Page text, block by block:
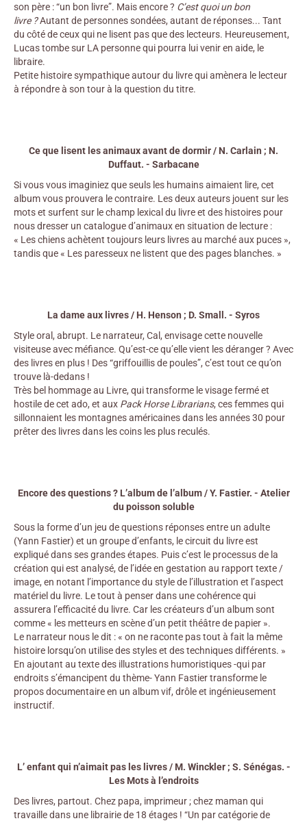
son père : “un bon livre”. Mais encore ? C’est quoi un bon
livre ?Autant de personnes sondées, autant de réponses... Tant
du côté de ceux qui ne lisent pas que des lecteurs. Heureusement,
Lucas tombe sur LA personne qui pourra lui venir en aide, le
libraire.
Petite histoire sympathique autour du livre qui amènera le lecteur
à répondre à son tour à la question du titre.
Ce que lisent les animaux avant de dormir / N. Carlain ; N.
Duffaut. - Sarbacane
Si vous vous imaginiez que seuls les humains aimaient lire, cet
album vous prouvera le contraire. Les deux auteurs jouent sur les
mots et surfent sur le champ lexical du livre et des histoires pour
nous dresser un catalogue d’animaux en situation de lecture :
« Les chiens achètent toujours leurs livres au marché aux puces »,
tandis que « Les paresseux ne listent que des pages blanches. »
La dame aux livres / H. Henson ; D. Small. - Syros
Style oral, abrupt. Le narrateur, Cal, envisage cette nouvelle
visiteuse avec méfiance. Qu’est-ce qu’elle vient les déranger ? Avec
des livres en plus ! Des “griffouillis de poules”, c’est tout ce qu’on
trouve là-dedans !
Très bel hommage au Livre, qui transforme le visage fermé et
hostile de cet ado, et aux Pack Horse Librarians, ces femmes qui
sillonnaient les montagnes américaines dans les années 30 pour
prêter des livres dans les coins les plus reculés.
Encore des questions ? L’album de l’album / Y. Fastier. - Atelier
du poisson soluble
Sous la forme d’un jeu de questions réponses entre un adulte
(Yann Fastier) et un groupe d’enfants, le circuit du livre est
expliqué dans ses grandes étapes. Puis c’est le processus de la
création qui est analysé, de l’idée en gestation au rapport texte /
image, en notant l’importance du style de l’illustration et l’aspect
matériel du livre. Le tout à penser dans une cohérence qui
assurera l’efficacité du livre. Car les créateurs d’un album sont
comme « les metteurs en scène d’un petit théâtre de papier ».
Le narrateur nous le dit : « on ne raconte pas tout à fait la même
histoire lorsqu’on utilise des styles et des techniques différents. »
En ajoutant au texte des illustrations humoristiques -qui par
endroits s’émancipent du thème- Yann Fastier transforme le
propos documentaire en un album vif, drôle et ingénieusement
instructif.
L’ enfant qui n’aimait pas les livres / M. Winckler ; S. Sénégas. -
Les Mots à l’endroits
Des livres, partout. Chez papa, imprimeur ; chez maman qui
travaille dans une librairie de 18 étages ! “Un par catégorie de